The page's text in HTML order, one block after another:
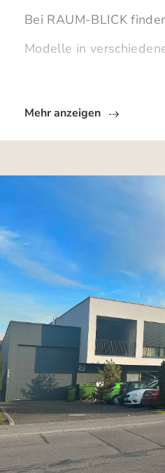
Bei RAUM-BLICK
Modelle in
Mehr anzeigen